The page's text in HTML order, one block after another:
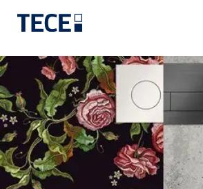
Direkt zum Inhalt